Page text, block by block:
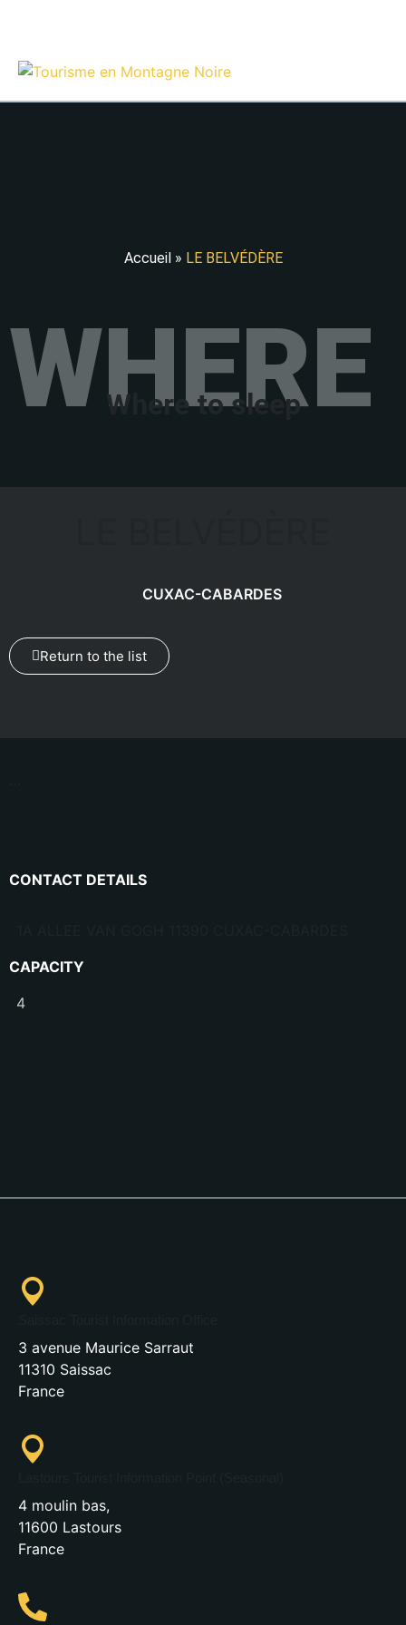
Accueil » LE BELVÉDÈRE
Where to sleep
CUXAC-CABARDES
Return to the list
CONTACT DETAILS
CAPACITY
4
3 avenue Maurice Sarraut
11310 Saissac
France
4 moulin bas,
11600 Lastours
France